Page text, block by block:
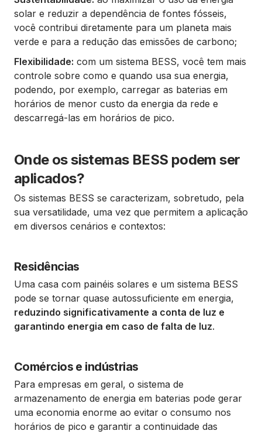
solar e reduzir a dependência de fontes fósseis,
você contribui diretamente para um planeta mais
verde e para a redução das emissões de carbono;
Flexibilidade: com um sistema BESS, você tem mais
controle sobre como e quando usa sua energia,
podendo, por exemplo, carregar as baterias em
horários de menor custo da energia da rede e
descarregá-las em horários de pico.
Onde os sistemas BESS podem ser
aplicados?
Os sistemas BESS se caracterizam, sobretudo, pela
sua versatilidade, uma vez que permitem a aplicação
em diversos cenários e contextos:
Residências
Uma casa com painéis solares e um sistema BESS
pode se tornar quase autossuficiente em energia,
reduzindo significativamente a conta de luz e
garantindo energia em caso de falta de luz.
Comércios e indústrias
Para empresas em geral, o sistema de
armazenamento de energia em baterias pode gerar
uma economia enorme ao evitar o consumo nos
horários de pico e garantir a continuidade das